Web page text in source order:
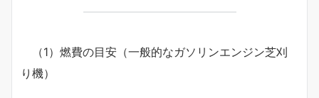
（1）燃費の目安（一般的なガソリンエンジン芝刈
り機）